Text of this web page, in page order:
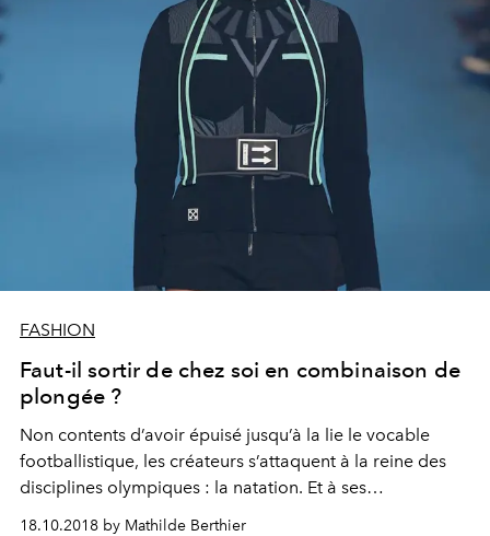
FASHION
Faut-il sortir de chez soi en combinaison de
plongée ?
Non contents d’avoir épuisé jusqu’à la lie le vocable
footballistique, les créateurs s’attaquent à la reine des
disciplines olympiques : la natation. Et à ses
déclinaisons.
18.10.2018 by Mathilde Berthier